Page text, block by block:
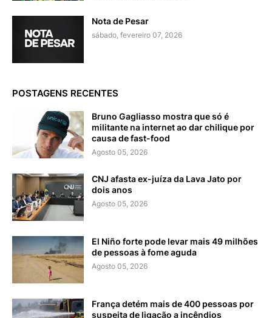
Nota de Pesar
sábado, fevereiro 07, 2026
POSTAGENS RECENTES
Bruno Gagliasso mostra que só é
militante na internet ao dar chilique por
causa de fast-food
Agosto 05, 2026
CNJ afasta ex-juíza da Lava Jato por
dois anos
Agosto 05, 2026
El Niño forte pode levar mais 49 milhões
de pessoas à fome aguda
Agosto 05, 2026
França detém mais de 400 pessoas por
suspeita de ligação a incêndios